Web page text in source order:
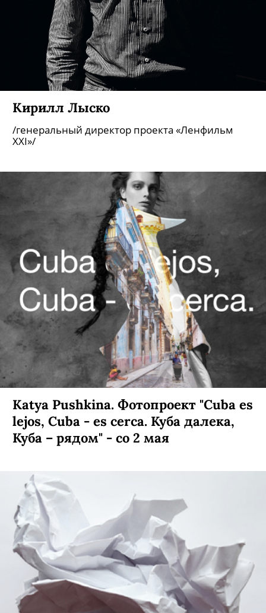
Кирилл Лыско
/генеральный директор проекта «Ленфильм
XXI»/
Katya Pushkina. Фотопроект "Cuba es
lejos, Cuba - es cerca. Куба далека,
Куба – рядом" - со 2 мая